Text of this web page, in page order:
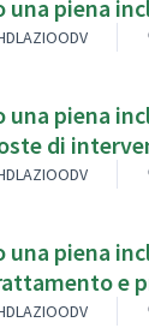
una piena
una piena
di
una piena
e